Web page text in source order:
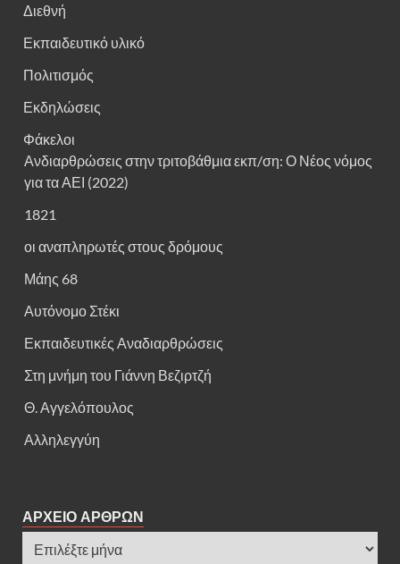
Διεθνή
Εκπαιδευτικό υλικό
Πολιτισμός
Εκδηλώσεις
Φάκελοι
Ανδιαρθρώσεις στην τριτοβάθμια εκπ/ση: Ο Νέος νόμος
για τα ΑΕΙ (2022)
1821
οι αναπληρωτές στους δρόμους
Μάης 68
Αυτόνομο Στέκι
Εκπαιδευτικές Αναδιαρθρώσεις
Στη μνήμη του Γιάννη Βεζιρτζή
Θ. Αγγελόπουλος
Αλληλεγγύη
ΑΡΧΕΙΟ ΑΡΘΡΩΝ